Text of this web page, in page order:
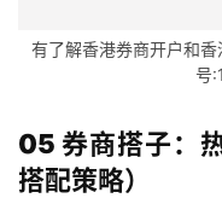
牌
问
答
有了解香港券商开户和
号
05 券商搭子：
搭配策略）